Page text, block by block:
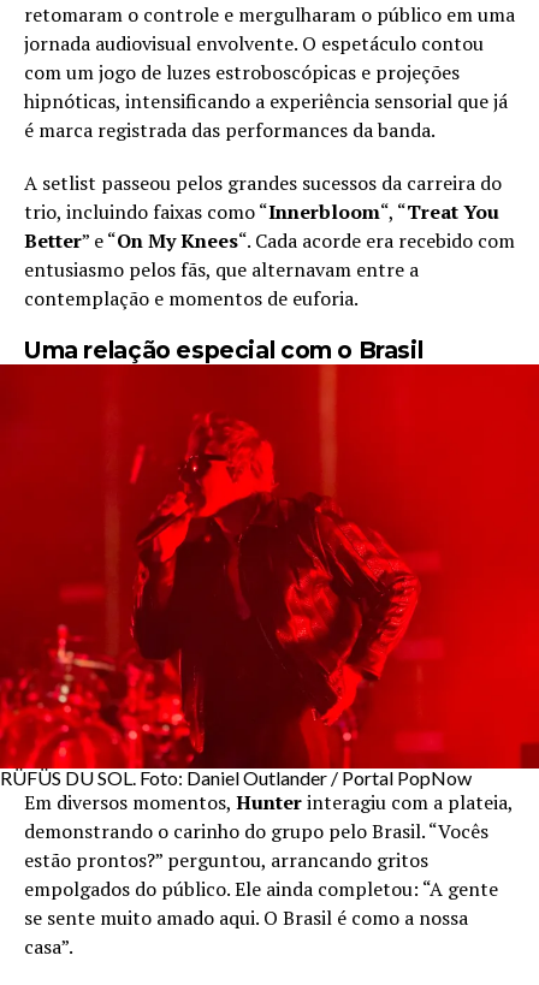
retomaram o controle e mergulharam o público em uma
jornada audiovisual envolvente. O espetáculo contou
com um jogo de luzes estroboscópicas e projeções
hipnóticas, intensificando a experiência sensorial que já
é marca registrada das performances da banda.
A setlist passeou pelos grandes sucessos da carreira do
trio, incluindo faixas como “Innerbloom“, “Treat You
Better” e “On My Knees“. Cada acorde era recebido com
entusiasmo pelos fãs, que alternavam entre a
contemplação e momentos de euforia.
Uma relação especial com o Brasil
RÜFÜS DU SOL. Foto: Daniel Outlander / Portal PopNow
Em diversos momentos, Hunterinteragiu com a plateia,
demonstrando o carinho do grupo pelo Brasil. “Vocês
estão prontos?” perguntou, arrancando gritos
empolgados do público. Ele ainda completou: “A gente
se sente muito amado aqui. O Brasil é como a nossa
casa”.